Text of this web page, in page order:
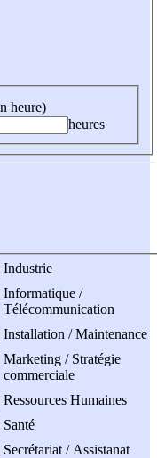
heure)
heures
Industrie
Informatique /
Télécommunication
Installation / Maintenance
Marketing / Stratégie
commerciale
Ressources Humaines
Santé
Secrétariat / Assistanat